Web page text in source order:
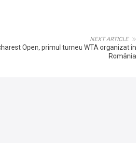
NEXT ARTICLE
Open, primul turneu WTA organizat în
România